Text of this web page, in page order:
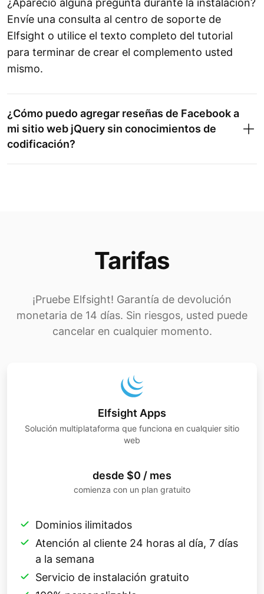
¿Apareció alguna pregunta durante la instalación?
Envíe una consulta al centro de soporte de
Elfsight o utilice el texto completo del tutorial
para terminar de crear el complemento usted
mismo.
¿Cómo puedo agregar reseñas de Facebook a
mi sitio web jQuery sin conocimientos de
codificación?
Tarifas
¡Pruebe Elfsight! Garantía de devolución
monetaria de 14 días. Sin riesgos, usted puede
cancelar en cualquier momento.
Elfsight Apps
Solución multiplataforma que funciona en cualquier sitio
web
desde $0 / mes
comienza con un plan gratuito
Dominios ilimitados
Atención al cliente 24 horas al día, 7 días
a la semana
Servicio de instalación gratuito